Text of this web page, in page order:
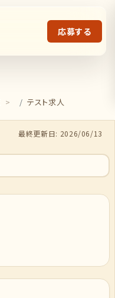
応募する
テスト求人
最終更新日: 2026/06/13